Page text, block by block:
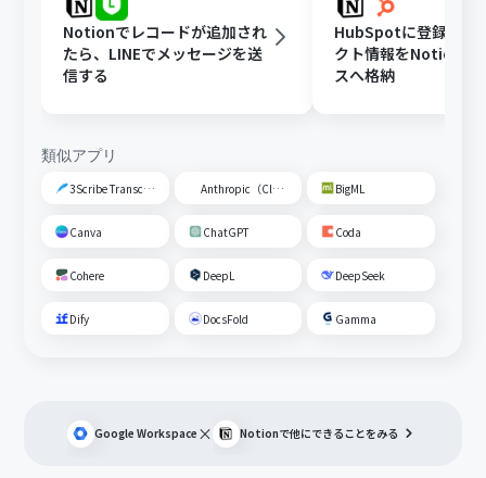
Notionでレコードが追加され
たら、LINEでメッセージを送
信する
HubSpotに登録され
クト情報をNotionデ
スへ格納
類似アプリ
3Scribe Transcription Anthropic（Claude） BigML
Canva ChatGPT Coda
Cohere DeepL DeepSeek
Dify DocsFold Gamma
Google Workspace × Notionで他にできることをみる